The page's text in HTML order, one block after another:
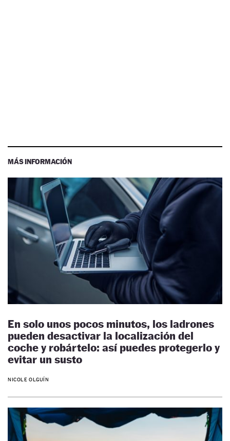
MÁS INFORMACIÓN
En solo unos pocos minutos, los ladrones
pueden desactivar la localización del
coche y robártelo: así puedes protegerlo y
evitar un susto
NICOLE OLGUÍN